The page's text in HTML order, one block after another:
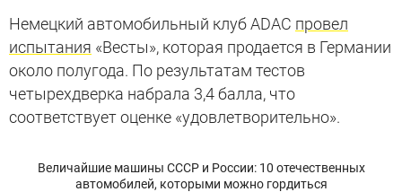
Немецкий автомобильный клуб ADAC провел
испытания «Весты», которая продается в Германии
около полугода. По результатам тестов
четырехдверка набрала 3,4 балла, что
соответствует оценке «удовлетворительно».
Величайшие машины СССР и России: 10 отечественных
автомобилей, которыми можно гордиться